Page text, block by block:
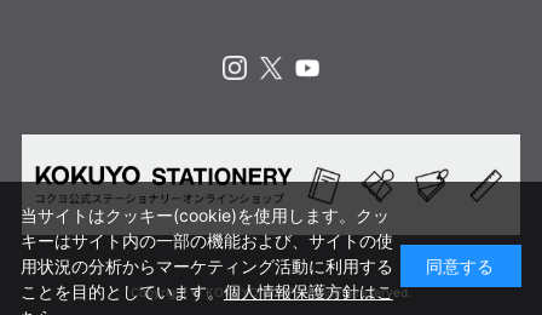
Copyright © KOKUYO CORP. All rights reserved.
当サイトはクッキー(cookie)を使用します。クッ
キーはサイト内の一部の機能および、サイトの使
用状況の分析からマーケティング活動に利用する
ことを目的としています。個人情報保護方針はこ
同意する